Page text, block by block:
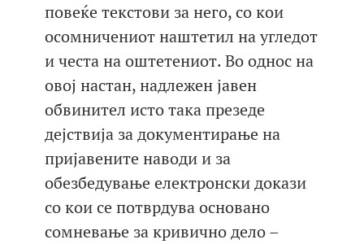
повеќе текстови за него, со кои
осомничениот наштетил на угледот
и честа на оштетениот. Во однос на
овој настан, надлежен јавен
обвинител исто така презеде
дејствија за документирање на
пријавените наводи и за
обезбедување електронски докази
со кои се потврдува основано
сомневање за кривично дело –